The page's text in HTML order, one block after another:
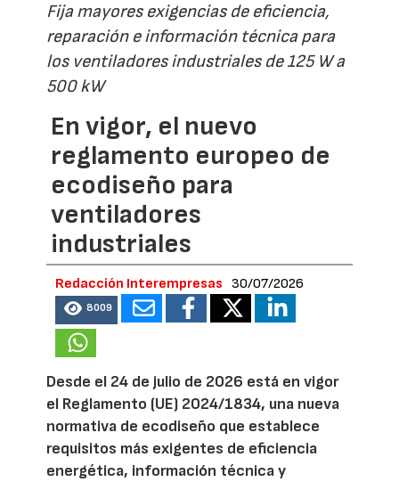
Fija mayores exigencias de eficiencia,
reparación e información técnica para
los ventiladores industriales de 125 W a
500 kW
En vigor, el nuevo
reglamento europeo de
ecodiseño para
ventiladores
industriales
Redacción Interempresas 30/07/2026
8009
Desde el 24 de julio de 2026 está en vigor
el Reglamento (UE) 2024/1834, una nueva
normativa de ecodiseño que establece
requisitos más exigentes de eficiencia
energética, información técnica y